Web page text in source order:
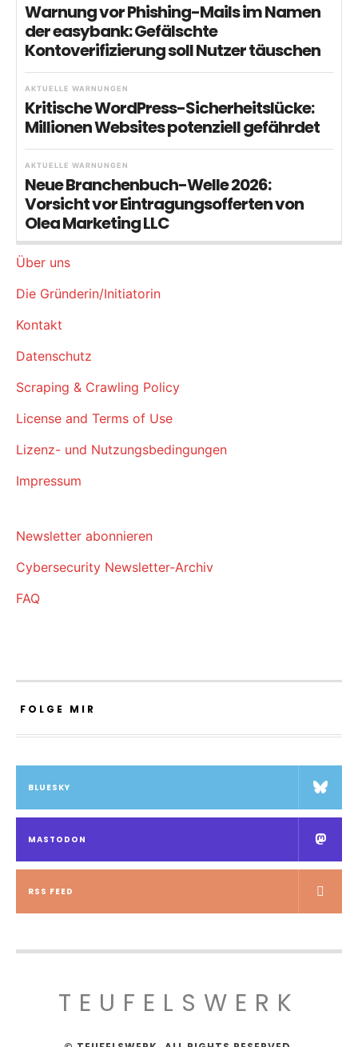
Warnung vor Phishing-Mails im Namen
der easybank: Gefälschte
Kontoverifizierung soll Nutzer täuschen
AKTUELLE WARNUNGEN
Kritische WordPress-Sicherheitslücke:
Millionen Websites potenziell gefährdet
AKTUELLE WARNUNGEN
Neue Branchenbuch-Welle 2026:
Vorsicht vor Eintragungsofferten von
Olea Marketing LLC
Über uns
Die Gründerin/Initiatorin
Kontakt
Datenschutz
Scraping & Crawling Policy
License and Terms of Use
Lizenz- und Nutzungsbedingungen
Impressum
Newsletter abonnieren
Cybersecurity Newsletter-Archiv
FAQ
FOLGE MIR
BLUESKY
MASTODON
RSS FEED
TEUFELSWERK